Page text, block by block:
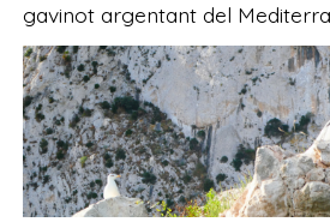
gavinot argentant del